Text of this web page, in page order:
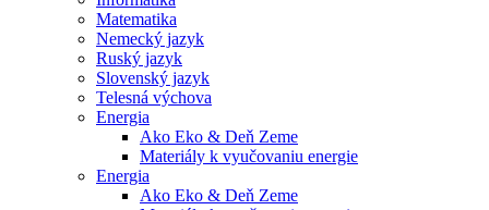
Matematika
Nemecký jazyk
Ruský jazyk
Slovenský jazyk
Telesná výchova
Energia
Ako Eko & Deň Zeme
Materiály k vyučovaniu energie
Energia
Ako Eko & Deň Zeme